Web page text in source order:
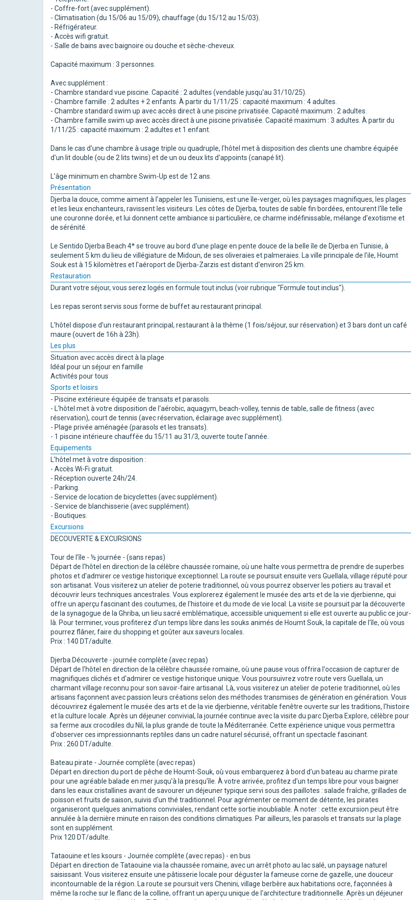
- Coffre-fort (avec supplément).
- Climatisation (du 15/06 au 15/09), chauffage (du 15/12 au 15/03).
- Réfrigérateur.
- Accès wifi gratuit.
- Salle de bains avec baignoire ou douche et sèche-cheveux.
Capacité maximum : 3 personnes.
Avec supplément :
- Chambre standard vue piscine. Capacité : 2 adultes (vendable jusqu'au 31/10/25).
- Chambre famille : 2 adultes + 2 enfants. À partir du 1/11/25 : capacité maximum : 4 adultes.
- Chambre standard swim up avec accès direct à une piscine privatisée. Capacité maximum : 2 adultes.
- Chambre famille swim up avec accès direct à une piscine privatisée. Capacité maximum : 3 adultes. À partir du
1/11/25 : capacité maximum : 2 adultes et 1 enfant.
Dans le cas d'une chambre à usage triple ou quadruple, l'hôtel met à disposition des clients une chambre équipée
d'un lit double (ou de 2 lits twins) et de un ou deux lits d'appoints (canapé lit).
L'âge minimum en chambre Swim-Up est de 12 ans.
Présentation
Djerba la douce, comme aiment à l'appeler les Tunisiens, est une île-verger, où les paysages magnifiques, les plages
et les lieux enchanteurs, ravissent les visiteurs. Les côtes de Djerba, toutes de sable fin bordées, entourent l'île telle
une couronne dorée, et lui donnent cette ambiance si particulière, ce charme indéfinissable, mélange d'exotisme et
de sérénité.
Le Sentido Djerba Beach 4* se trouve au bord d'une plage en pente douce de la belle île de Djerba en Tunisie, à
seulement 5 km du lieu de villégiature de Midoun, de ses oliveraies et palmeraies. La ville principale de l'ile, Houmt
Souk est à 15 kilomètres et l'aéroport de Djerba-Zarzis est distant d'environ 25 km.
Restauration
Durant votre séjour, vous serez logés en formule tout inclus (voir rubrique "Formule tout inclus").
Les repas seront servis sous forme de buffet au restaurant principal.
L'hôtel dispose d'un restaurant principal, restaurant à la thème (1 fois/séjour, sur réservation) et 3 bars dont un café
maure (ouvert de 16h à 23h).
Les plus
Situation avec accès direct à la plage
Idéal pour un séjour en famille
Activités pour tous
Sports et loisirs
- Piscine extérieure équipée de transats et parasols.
- L'hôtel met à votre disposition de l'aérobic, aquagym, beach-volley, tennis de table, salle de fitness (avec
réservation), court de tennis (avec réservation, éclairage avec supplément).
- Plage privée aménagée (parasols et les transats).
- 1 piscine intérieure chauffée du 15/11 au 31/3, ouverte toute l'année.
Equipements
L'hôtel met à votre disposition :
- Accès Wi-Fi gratuit.
- Réception ouverte 24h/24.
- Parking.
- Service de location de bicyclettes (avec supplément).
- Service de blanchisserie (avec supplément).
- Boutiques.
Excursions
DECOUVERTE & EXCURSIONS
Tour de l'île - ½ journée - (sans repas)
Départ de l'hôtel en direction de la célèbre chaussée romaine, où une halte vous permettra de prendre de superbes
photos et d'admirer ce vestige historique exceptionnel. La route se poursuit ensuite vers Guellala, village réputé pour
son artisanat. Vous visiterez un atelier de poterie traditionnel, où vous pourrez observer les potiers au travail et
découvrir leurs techniques ancestrales. Vous explorerez également le musée des arts et de la vie djerbienne, qui
offre un aperçu fascinant des coutumes, de l'histoire et du mode de vie local. La visite se poursuit par la découverte
de la synagogue de la Ghriba, un lieu sacré emblématique, accessible uniquement si elle est ouverte au public ce jour-
là. Pour terminer, vous profiterez d'un temps libre dans les souks animés de Houmt Souk, la capitale de l'île, où vous
pourrez flâner, faire du shopping et goûter aux saveurs locales.
Prix : 140 DT/adulte.
Djerba Découverte - journée complète (avec repas)
Départ de l'hôtel en direction de la célèbre chaussée romaine, où une pause vous offrira l'occasion de capturer de
magnifiques clichés et d'admirer ce vestige historique unique. Vous poursuivrez votre route vers Guellala, un
charmant village reconnu pour son savoir-faire artisanal. Là, vous visiterez un atelier de poterie traditionnel, où les
artisans façonnent avec passion leurs créations selon des méthodes transmises de génération en génération. Vous
découvrirez également le musée des arts et de la vie djerbienne, véritable fenêtre ouverte sur les traditions, l'histoire
et la culture locale. Après un déjeuner convivial, la journée continue avec la visite du parc Djerba Explore, célèbre pour
sa ferme aux crocodiles du Nil, la plus grande de toute la Méditerranée. Cette expérience unique vous permettra
d'observer ces impressionnants reptiles dans un cadre naturel sécurisé, offrant un spectacle fascinant.
Prix : 260 DT/adulte.
Bateau pirate - Journée complète (avec repas)
Départ en direction du port de pêche de Houmt-Souk, où vous embarquerez à bord d'un bateau au charme pirate
pour une agréable balade en mer jusqu'à la presqu'île. À votre arrivée, profitez d'un temps libre pour vous baigner
dans les eaux cristallines avant de savourer un déjeuner typique servi sous des paillotes : salade fraîche, grillades de
poisson et fruits de saison, suivis d'un thé traditionnel. Pour agrémenter ce moment de détente, les pirates
organiseront quelques animations conviviales, rendant cette sortie inoubliable. À noter : cette excursion peut être
annulée à la dernière minute en raison des conditions climatiques. Par ailleurs, les parasols et transats sur la plage
sont en supplément.
Prix 120 DT/adulte.
Tataouine et les ksours - Journée complète (avec repas) - en bus
Départ en direction de Tataouine via la chaussée romaine, avec un arrêt photo au lac salé, un paysage naturel
saisissant. Vous visiterez ensuite une pâtisserie locale pour déguster la fameuse corne de gazelle, une douceur
incontournable de la région. La route se poursuit vers Chenini, village berbère aux habitations ocre, façonnées à
même la roche sur le flanc de la colline, offrant un aperçu unique de l'architecture traditionnelle. Après un déjeuner